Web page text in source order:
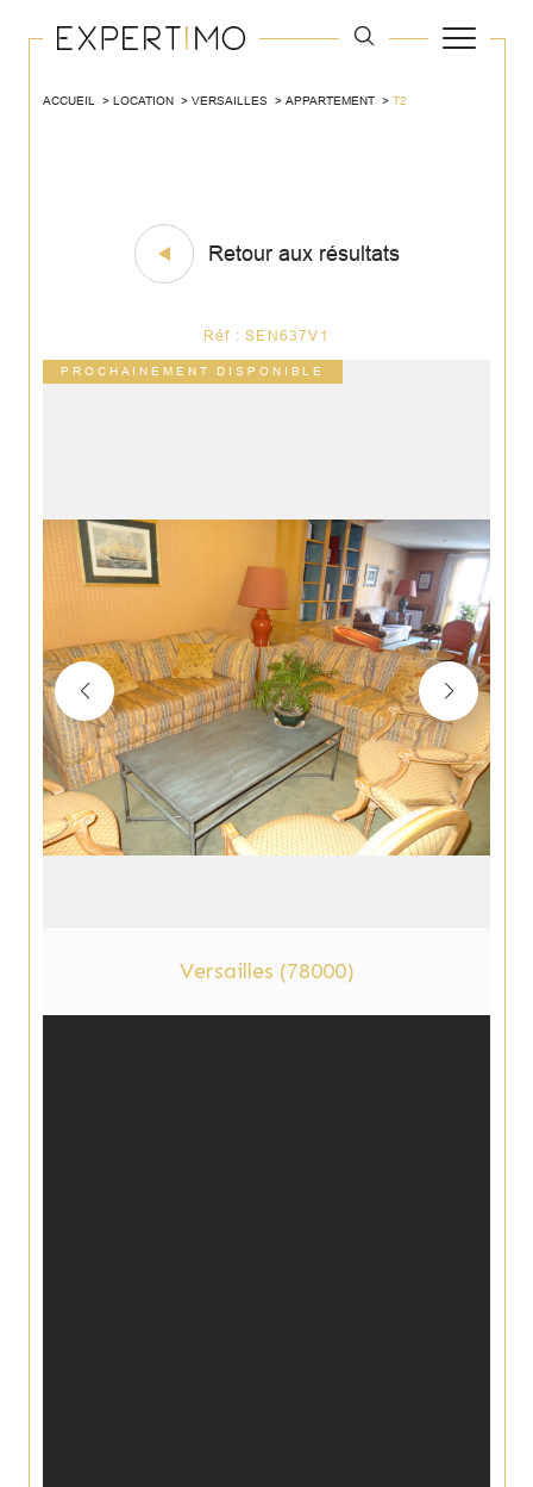
ACCUEIL LOCATION VERSAILLES APPARTEMENT T2
Retour aux résultats
Réf : SEN637V1
PROCHAINEMENT DISPONIBLE
Versailles (78000)